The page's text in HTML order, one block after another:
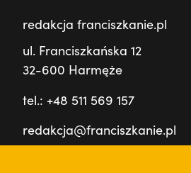
redakcja franciszkanie.pl
ul. Franciszkańska 12
32-600 Harmęże
tel.: +48 511 569 157
redakcja@franciszkanie.pl